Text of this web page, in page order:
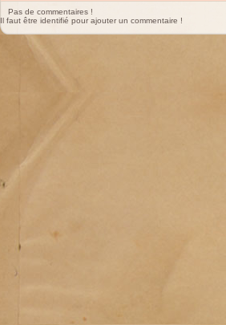
Pas de commentaires !
Il faut être identifié pour ajouter un commentaire !